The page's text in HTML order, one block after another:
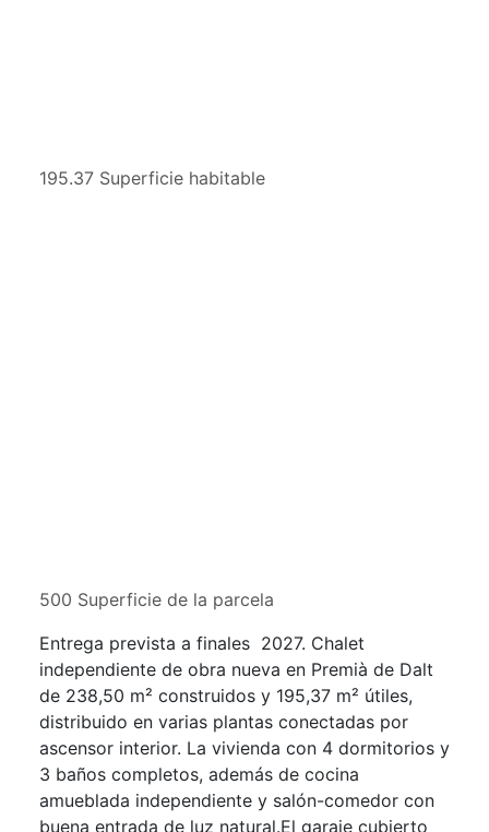
195.37 Superficie habitable
500 Superficie de la parcela
Entrega prevista a finales 2027. Chalet
independiente de obra nueva en Premià de Dalt
de 238,50 m² construidos y 195,37 m² útiles,
distribuido en varias plantas conectadas por
ascensor interior. La vivienda con 4 dormitorios y
3 baños completos, además de cocina
amueblada independiente y salón-comedor con
buena entrada de luz natural.El garaje cubierto